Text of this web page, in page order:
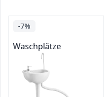
-7%
Waschplätze